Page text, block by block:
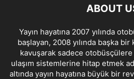
ABOUT
Yayın hayatına 2007 yılında
başlayan, 2008 yılında başka
kavuşarak sadece
ulaşım sistemlerine hitap etmek
altında yayın hayatına büyük bir